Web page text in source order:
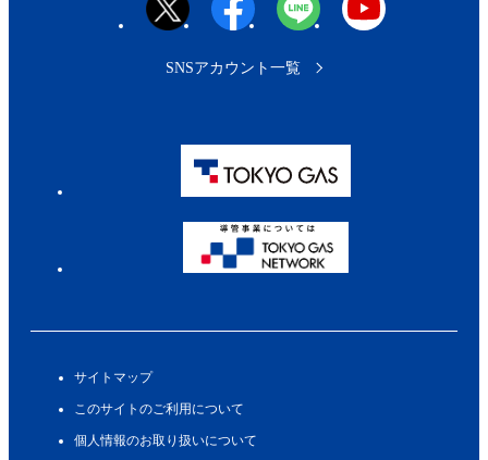
サイトマップ
このサイトのご利用について
個人情報のお取り扱いについて
SNSアカウント一覧